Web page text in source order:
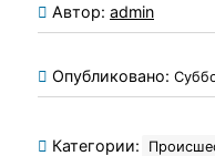
Автор: admin
Опубликовано:
Категории: